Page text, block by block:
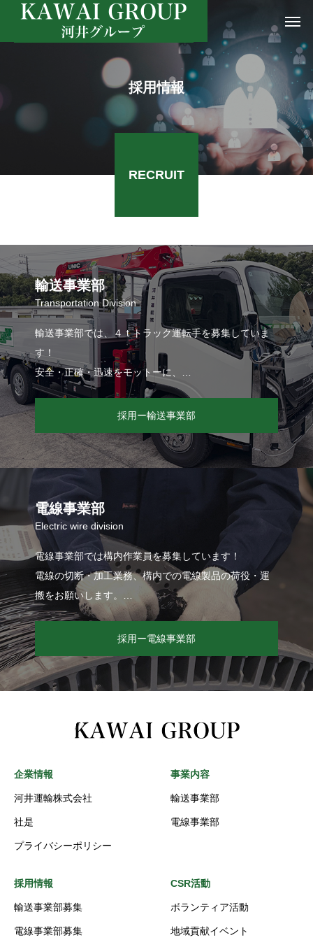
採用情報
RECRUIT
輸送事業部
Transportation Division
輸送事業部では、４ｔトラック運転手を募集していま
す！
安全・正確・迅速をモットーに、
お客様のもとへ大切な荷物を届ける仕事です。
採用ー輸送事業部
電線事業部
Electric wire division
電線事業部では構内作業員を募集しています！
電線の切断・加工業務、構内での電線製品の荷役・運
搬をお願いします。
資格や経験は問いません。
採用ー電線事業部
企業情報
河井運輸株式会社
社是
プライバシーポリシー
事業内容
輸送事業部
電線事業部
採用情報
輸送事業部募集
電線事業部募集
CSR活動
ボランティア活動
地域貢献イベント